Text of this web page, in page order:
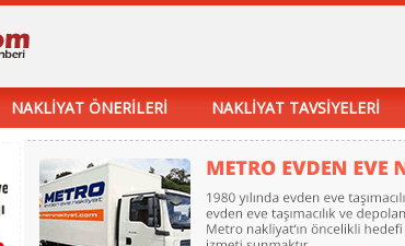
NAKLİYAT ÖNERİLERİ NAKLİYAT TAVSİYELERİ